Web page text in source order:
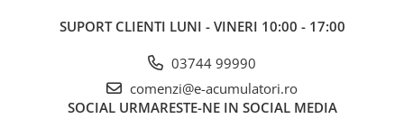
Statii energie portabile
SUPORT CLIENTI LUNI - VINERI 10:00 - 17:00
03744 99990
comenzi@e-acumulatori.ro
SOCIAL URMARESTE-NE IN SOCIAL MEDIA